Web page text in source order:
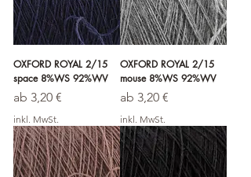
OXFORD ROYAL 2/15
space 8%WS 92%WV
ab 3,20 €
Sale-Preis
inkl. MwSt.
OXFORD ROYAL 2/15
mouse 8%WS 92%WV
ab 3,20 €
Sale-Preis
inkl. MwSt.